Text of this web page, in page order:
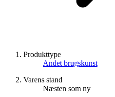
Produkttype
Andet brugskunst
Varens stand
Næsten som ny